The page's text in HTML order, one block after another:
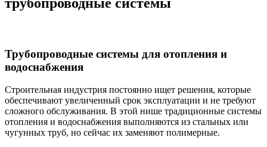
Трубопроводные системы для отопления и
водоснабжения
Строительная индустрия постоянно ищет решения, которые
обеспечивают увеличенный срок эксплуатации и не требуют
сложного обслуживания. В этой нише традиционные системы
отопления и водоснабжения выполняются из стальных или
чугунных труб, но сейчас их заменяют полимерные.